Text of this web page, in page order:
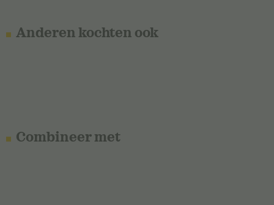
Anderen kochten ook
Combineer met